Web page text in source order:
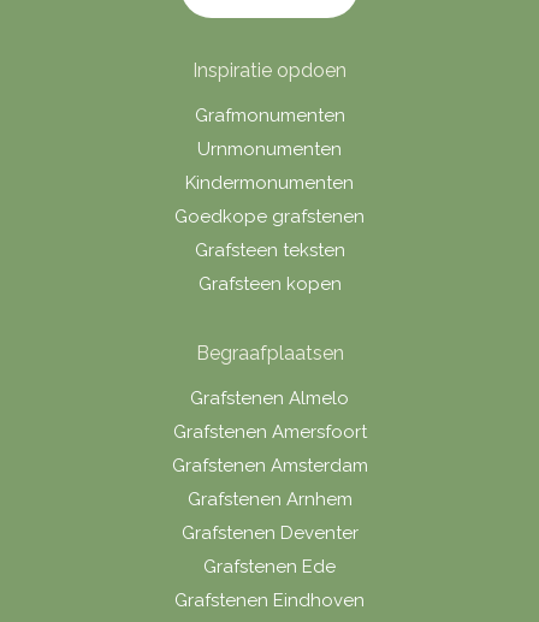
Inspiratie opdoen
Grafmonumenten
Urnmonumenten
Kindermonumenten
Goedkope grafstenen
Grafsteen teksten
Grafsteen kopen
Begraafplaatsen
Grafstenen Almelo
Grafstenen Amersfoort
Grafstenen Amsterdam
Grafstenen Arnhem
Grafstenen Deventer
Grafstenen Ede
Grafstenen Eindhoven